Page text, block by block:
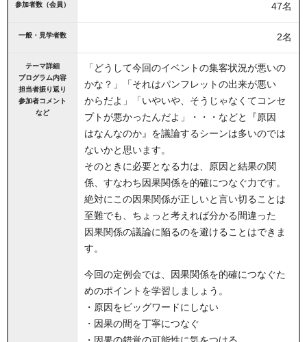
参加者数（会員） 47名
一般・見学者数 2名
テーマ詳細
プログラム内容
担当者振り返り
参加者コメント
など
「どうして今回のイベントの集客状況が悪いの
かな？」「それはパンフレットの出来が悪い
からだよ」「いやいや、そうじゃなくてコンセ
プトが悪かったんだよ」・・・などと『原因
はなんなのか』を議論するシーンは多いのでは
ないかと思います。
そのときに必要となる力は、原因と結果の関
係、すなわち因果関係を的確につなぐ力です。
絶対にこの因果関係が正しいと言い切ることは
至難でも、ちょっと考えれば分かる間違った
因果関係の議論に陥るのを避けることはできま
す。
今回の定例会では、因果関係を的確につなぐた
めのポイントを学習しましょう。
・原因をビッグワードにしない
・因果の間を丁寧につなぐ